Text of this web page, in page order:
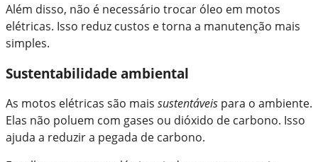
Além disso, não é necessário trocar óleo em motos
elétricas. Isso reduz custos e torna a manutenção mais
simples.
Sustentabilidade ambiental
As motos elétricas são mais sustentáveis para o ambiente.
Elas não poluem com gases ou dióxido de carbono. Isso
ajuda a reduzir a pegada de carbono.